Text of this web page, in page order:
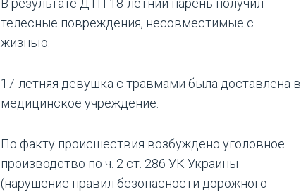
В результате ДТП 18-летний парень получил
телесные повреждения, несовместимые с
жизнью.
17-летняя девушка с травмами была доставлена в
медицинское учреждение.
По факту происшествия возбуждено уголовное
производство по ч. 2 ст. 286 УК Украины
(нарушение правил безопасности дорожного